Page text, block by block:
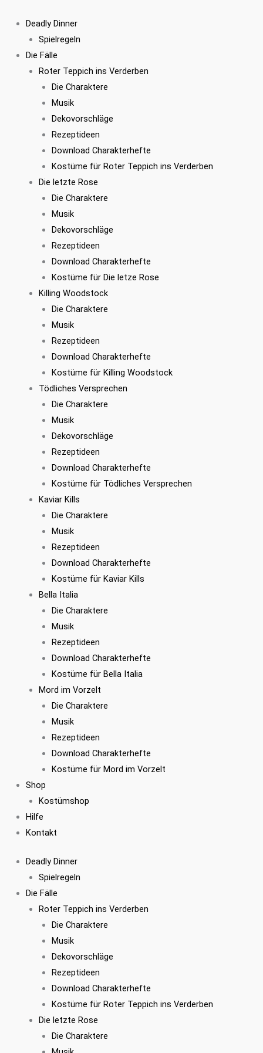
Inhalt
springen
Deadly Dinner
Spielregeln
Die Fälle
Roter Teppich ins Verderben
Die Charaktere
Musik
Dekovorschläge
Rezeptideen
Download Charakterhefte
Kostüme für Roter Teppich ins Verderben
Die letzte Rose
Die Charaktere
Musik
Dekovorschläge
Rezeptideen
Download Charakterhefte
Kostüme für Die letze Rose
Killing Woodstock
Die Charaktere
Musik
Rezeptideen
Download Charakterhefte
Kostüme für Killing Woodstock
Tödliches Versprechen
Die Charaktere
Musik
Dekovorschläge
Rezeptideen
Download Charakterhefte
Kostüme für Tödliches Versprechen
Kaviar Kills
Die Charaktere
Musik
Rezeptideen
Download Charakterhefte
Kostüme für Kaviar Kills
Bella Italia
Die Charaktere
Musik
Rezeptideen
Download Charakterhefte
Kostüme für Bella Italia
Mord im Vorzelt
Die Charaktere
Musik
Rezeptideen
Download Charakterhefte
Kostüme für Mord im Vorzelt
Shop
Kostümshop
Hilfe
Kontakt
Deadly Dinner
Spielregeln
Die Fälle
Roter Teppich ins Verderben
Die Charaktere
Musik
Dekovorschläge
Rezeptideen
Download Charakterhefte
Kostüme für Roter Teppich ins Verderben
Die letzte Rose
Die Charaktere